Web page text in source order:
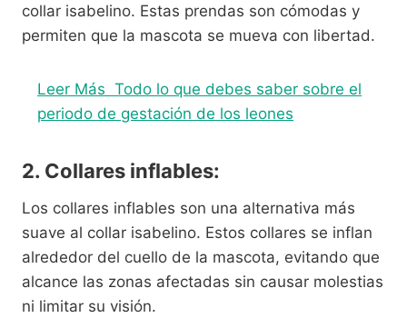
collar isabelino. Estas prendas son cómodas y
permiten que la mascota se mueva con libertad.
Leer Más Todo lo que debes saber sobre el
periodo de gestación de los leones
2. Collares inflables:
Los collares inflables son una alternativa más
suave al collar isabelino. Estos collares se inflan
alrededor del cuello de la mascota, evitando que
alcance las zonas afectadas sin causar molestias
ni limitar su visión.